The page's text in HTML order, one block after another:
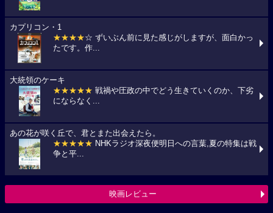
カプリコン・1
★★★★☆ ずいぶん前に見た感じがしますが、面白かっ
たです。作...
大統領のケーキ
★★★★★ 戦禍や圧政の中でどう生きていくのか、下劣
にならなく...
あの花が咲く丘で、君とまた出会えたら。
★★★★★ NHKラジオ深夜便明日への言葉,夏の特集は戦
争と平...
映画レビュー